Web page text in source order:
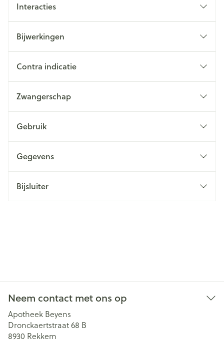
Interacties
Bijwerkingen
Contra indicatie
Zwangerschap
Gebruik
Gegevens
Bijsluiter
Neem contact met ons op
Apotheek Beyens
Dronckaertstraat 68 B
8930 Rekkem